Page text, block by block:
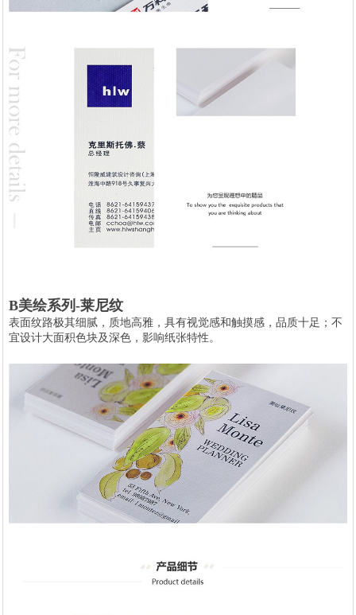
B美绘系列-莱尼纹
表面纹路极其细腻，质地高雅，具有视觉感和触摸感，品质十足；不
宜设计大面积色块及深色，影响纸张特性。